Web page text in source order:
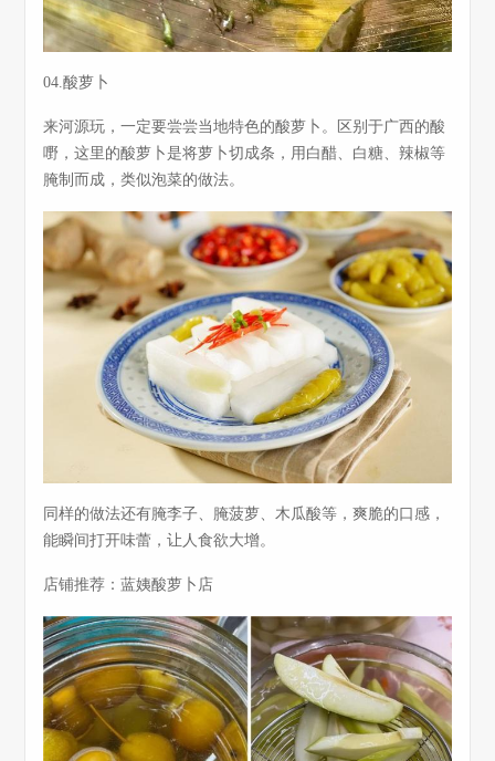
04.酸萝卜
来河源玩，一定要尝尝当地特色的酸萝卜。区别于广西的酸
嘢，这里的酸萝卜是将萝卜切成条，用白醋、白糖、辣椒等
腌制而成，类似泡菜的做法。
同样的做法还有腌李子、腌菠萝、木瓜酸等，爽脆的口感，
能瞬间打开味蕾，让人食欲大增。
店铺推荐：蓝姨酸萝卜店